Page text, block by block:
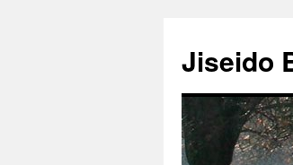
Jiseido